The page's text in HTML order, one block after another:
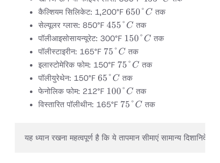
कैल्शियम सिलिकेट: 1,200°F 650°C
650° C तक
सेल्यूलर ग्लास: 850°F 455°C
455° C तक
पॉलीआइसोसायन्यूरेट: 300°F 150°C
150° C तक
पॉलीस्टाइरीन: 165°F 75°C
75° C तक
इलास्टोमेरिक फोम: 150°F 75°C
75° C तक
पॉलीयुरेथेन: 150°F 65°C
65° C तक
फेनोलिक फोम: 212°F 100°C
100° C तक
विस्तारित पॉलीथीन: 165°F 75°C
75° C तक
यह ध्यान रखना महत्वपूर्ण है कि ये तापमान सीमाएं सामान्य